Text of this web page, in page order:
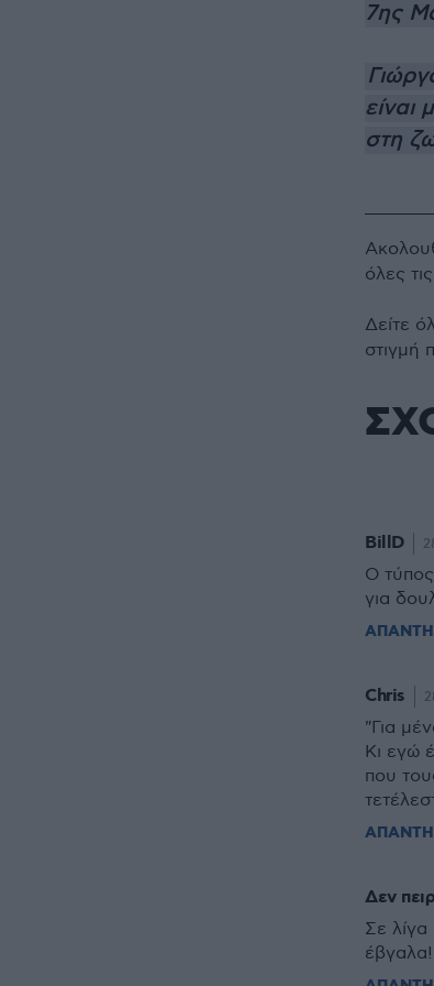
7ης
στη
όλες
Δείτε
στιγμή
BillD
Ο
για
Chris
"Για
Κι εγώ
που
Δεν
Σε
έβγαλα!